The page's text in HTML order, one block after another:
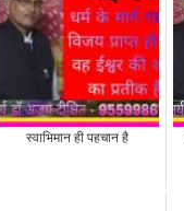
स्वाभिमान ही पहचान है